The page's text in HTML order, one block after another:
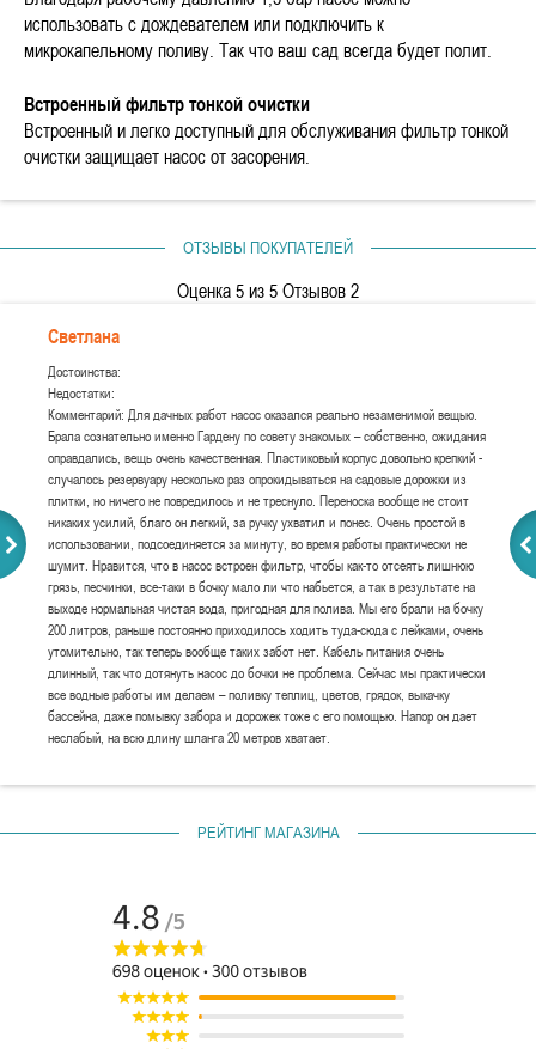
использовать с дождевателем или подключить к
микрокапельному поливу. Так что ваш сад всегда будет полит.
Встроенный фильтр тонкой очистки
Встроенный и легко доступный для обслуживания фильтр тонкой
очистки защищает насос от засорения.
ОТЗЫВЫ ПОКУПАТЕЛЕЙ
Оценка5из 5 Отзывов2
Светлана
Достоинства:
Недостатки:
Комментарий: Для дачных работ насос оказался реально незаменимой вещью.
Брала сознательно именно Гардену по совету знакомых – собственно, ожидания
оправдались, вещь очень качественная. Пластиковый корпус довольно крепкий -
случалось резервуару несколько раз опрокидываться на садовые дорожки из
плитки, но ничего не повредилось и не треснуло. Переноска вообще не стоит
никаких усилий, благо он легкий, за ручку ухватил и понес. Очень простой в
использовании, подсоединяется за минуту, во время работы практически не
шумит. Нравится, что в насос встроен фильтр, чтобы как-то отсеять лишнюю
грязь, песчинки, все-таки в бочку мало ли что набьется, а так в результате на
выходе нормальная чистая вода, пригодная для полива. Мы его брали на бочку
200 литров, раньше постоянно приходилось ходить туда-сюда с лейками, очень
утомительно, так теперь вообще таких забот нет. Кабель питания очень
длинный, так что дотянуть насос до бочки не проблема. Сейчас мы практически
все водные работы им делаем – поливку теплиц, цветов, грядок, выкачку
бассейна, даже помывку забора и дорожек тоже с его помощью. Напор он дает
неслабый, на всю длину шланга 20 метров хватает.
РЕЙТИНГ МАГАЗИНА